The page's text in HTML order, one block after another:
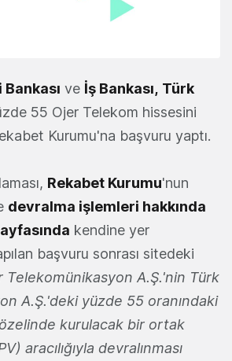
ve İş Bankası, Türk
55 Ojer Telekom hissesini
Kurumu'na başvuru yaptı.
Rekabet Kurumu'nun
devralma işlemleri hakkında
kendine yer
başvuru sonrası sitedeki
Telekomünikasyon A.Ş.'nin Türk
A.Ş.'deki yüzde 55 oranındaki
özelinde kurulacak bir ortak
aracılığıyla devralınması